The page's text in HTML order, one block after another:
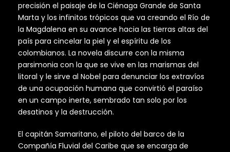
precisión el paisaje de la Ciénaga Grande de Santa
Marta y los infinitos trópicos que va creando el Río de
la Magdalena en su avance hacia las tierras altas del
país para cincelar la piel y el espíritu de los
colombianos. La novela discurre con la misma
parsimonia con la que se vive en las marismas del
litoral y le sirve al Nobel para denunciar los extravíos
de una ocupación humana que convirtió el paraíso
en un campo inerte, sembrado tan solo por los
desatinos y la destrucción.
El capitán Samaritano, el piloto del barco de la
Compañía Fluvial del Caribe que se encarga de